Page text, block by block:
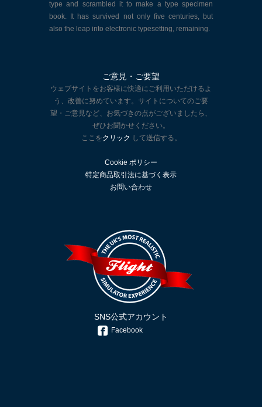
type and scrambled it to make a type specimen
book. It has survived not only five centuries, but
also the leap into electronic typesetting, remaining.
ご意見・ご要望
ウェブサイトをお客様に快適にご利用いただけるよ
う、改善に努めています。サイトについてのご要
望・ご意見など、お気づきの点がございましたら、
ぜひお聞かせください。
ここをクリック して送信する。
Cookie ポリシー
特定商品取引法に基づく表示
お問い合わせ
SNS公式アカウント
Facebook